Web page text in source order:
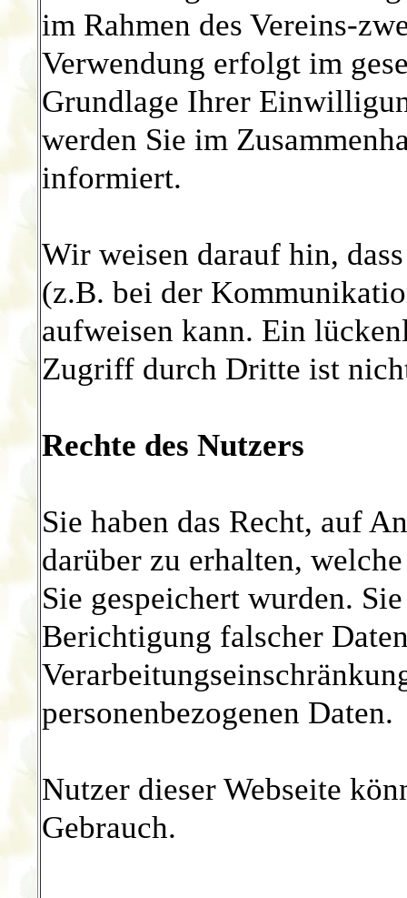
im Rahmen des Vereins-
Verwendung erfolgt im
Grundlage Ihrer
werden Sie im
informiert.
Wir weisen darauf hin,
(z.B. bei der
aufweisen kann. Ein
Zugriff durch Dritte ist
Rechte des Nutzers
Sie haben das Recht, auf
darüber zu erhalten,
Sie gespeichert wurden.
Berichtigung falscher
personenbezogenen Daten.
Nutzer dieser Webseite
Gebrauch.